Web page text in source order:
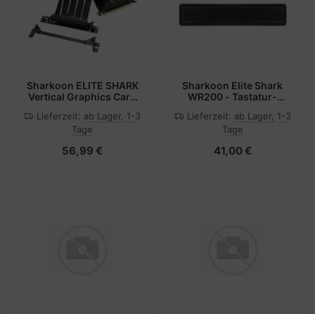
Sharkoon ELITE SHARK
Vertical Graphics Card
Lieferzeit: ab Lager, 1-3
Tage
56,99 €
Sharkoon Elite Shark
WR200 - Tastatur-
Lieferzeit: ab Lager, 1-3
Tage
41,00 €